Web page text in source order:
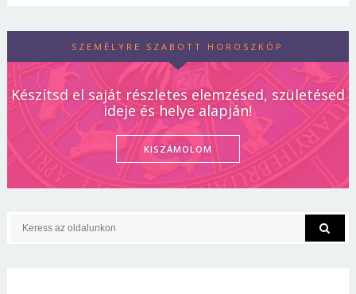
SZEMÉLYRE SZABOTT HOROSZKÓP
Készítsd el saját részletes elemzésed, születésed
ideje és helye alapján!
KISZÁMOLOM